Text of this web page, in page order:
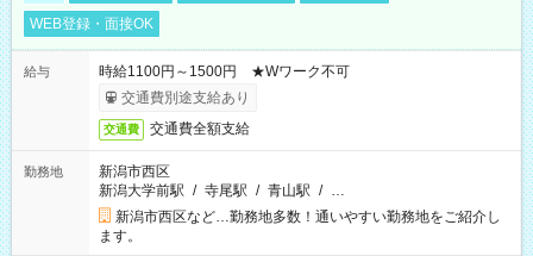
WEB登録・面接OK
給与
時給1100円～1500円 ★Wワーク不可
交通費別途支給あり
交通費 交通費全額支給
勤務地
新潟市西区
新潟大学前駅 / 寺尾駅 / 青山駅 / …
新潟市西区など…勤務地多数！通いやすい勤務地をご紹介し
ます。